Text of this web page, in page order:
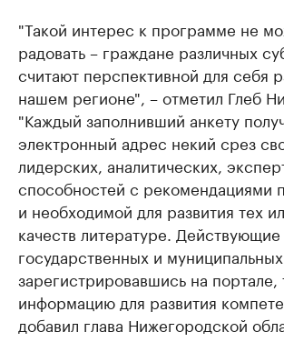
"Такой интерес к программе не
радовать – граждане различных
считают перспективной для себя
нашем регионе", – отметил Глеб
"Каждый заполнивший анкету
электронный адрес некий срез
лидерских, аналитических,
способностей с рекомендациями
и необходимой для развития тех
качеств литературе.
государственных и муниципальных
зарегистрировавшись на портале,
информацию для развития
добавил глава Нижегородской